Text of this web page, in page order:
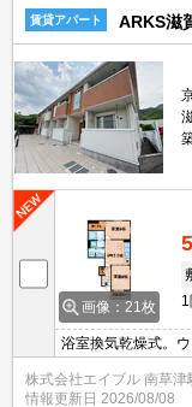
賃貸アパート ARKS滋
画像：21枚
1
浴室換気乾燥式。
き。NURO光イン
ターホン付き。
株式会社エイブル 南草津
情報更新日 2026/08/08